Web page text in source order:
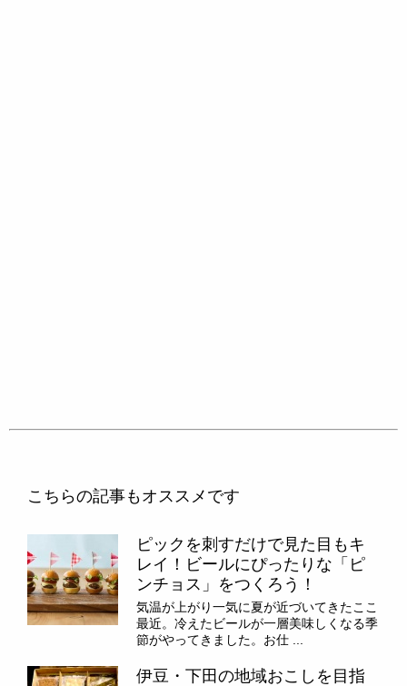
こちらの記事もオススメです
ピックを刺すだけで見た目もキ
レイ！ビールにぴったりな「ピ
ンチョス」をつくろう！
気温が上がり一気に夏が近づいてきたここ
最近。冷えたビールが一層美味しくなる季
節がやってきました。お仕 ...
伊豆・下田の地域おこしを目指